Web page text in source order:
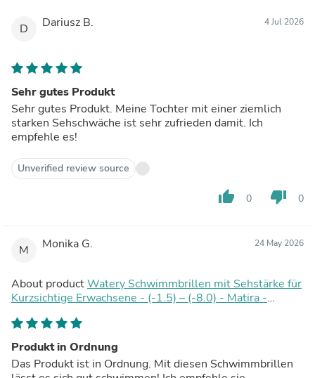
D Dariusz B. 4 Jul 2026
Sehr gutes Produkt
Sehr gutes Produkt. Meine Tochter mit einer ziemlich
starken Sehschwäche ist sehr zufrieden damit. Ich
empfehle es!
Unverified review source
thumb_up 0 thumb_down 0
M Monika G. 24 May 2026
About productWatery Schwimmbrillen mit Sehstärke für
Kurzsichtige Erwachsene - (-1.5) – (-8.0) - Matira -
Produkt in Ordnung
Das Produkt ist in Ordnung. Mit diesen Schwimmbrillen